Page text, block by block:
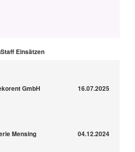
Einsätzen
GmbH 16.07.2025
Mensing 04.12.2024